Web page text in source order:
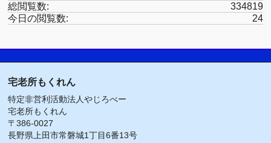
334819
総閲覧数:
24
今日の閲覧数:
宅老所もくれん
特定非営利活動法人やじろべー
宅老所もくれん
〒386-0027
長野県上田市常磐城1丁目6番13号